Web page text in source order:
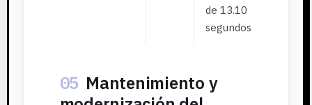
de 13.10
segundos
05 Mantenimiento y